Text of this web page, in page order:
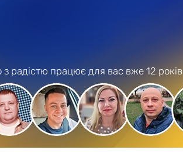
радістю працює для вас вже 12 років